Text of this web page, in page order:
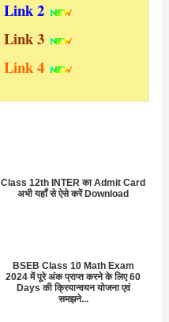
Link2
Link3
Link 4
Class 12th INTER का Admit Card
अभी यहाँ से ऐसे करें Download
BSEB Class 10 Math Exam
2024 में पूरे अंक प्राप्त करने के लिए 60
Days की क्रियान्वयन योजना एवं
समझने...